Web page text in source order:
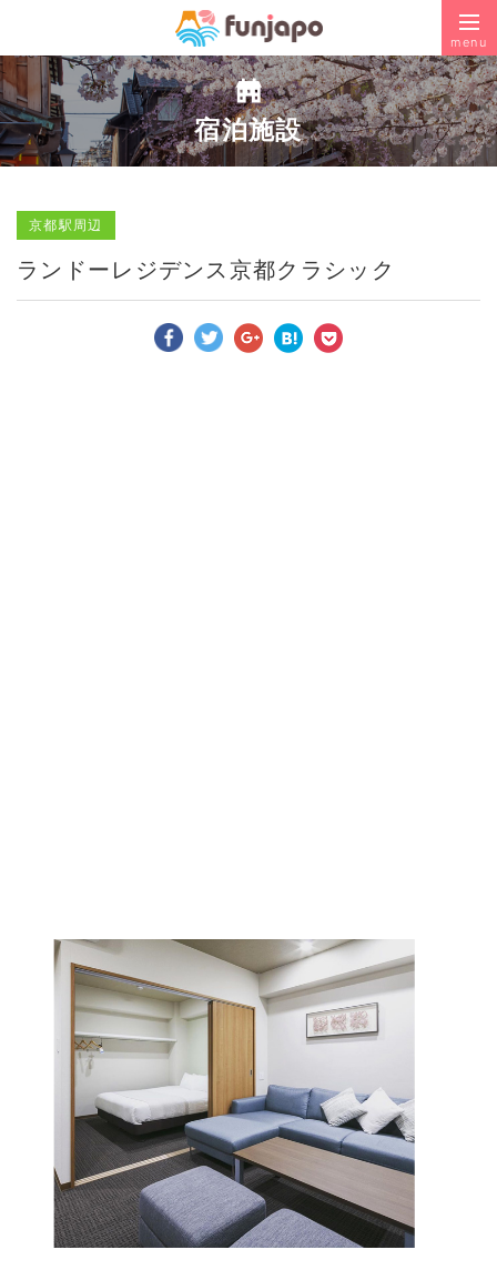
menu
宿泊施設
京都駅周辺
ランドーレジデンス京都クラシック